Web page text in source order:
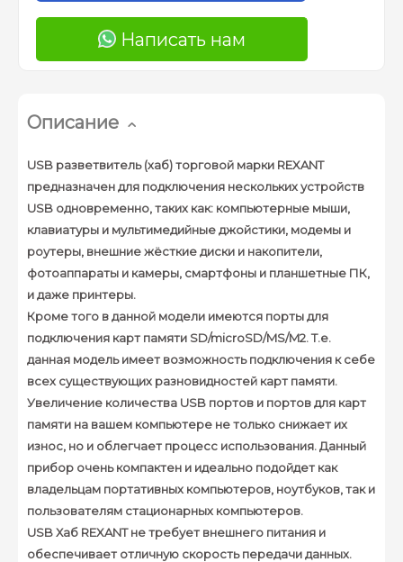
Написать нам
Описание
USB разветвитель (хаб) торговой марки REXANT
предназначен для подключения нескольких устройств
USB одновременно, таких как: компьютерные мыши,
клавиатуры и мультимедийные джойстики, модемы и
роутеры, внешние жёсткие диски и накопители,
фотоаппараты и камеры, смартфоны и планшетные ПК,
и даже принтеры.
Кроме того в данной модели имеются порты для
подключения карт памяти SD/microSD/MS/M2. Т.е.
данная модель имеет возможность подключения к себе
всех существующих разновидностей карт памяти.
Увеличение количества USB портов и портов для карт
памяти на вашем компьютере не только снижает их
износ, но и облегчает процесс использования. Данный
прибор очень компактен и идеально подойдет как
владельцам портативных компьютеров, ноутбуков, так и
пользователям стационарных компьютеров.
USB Хаб REXANT не требует внешнего питания и
обеспечивает отличную скорость передачи данных.